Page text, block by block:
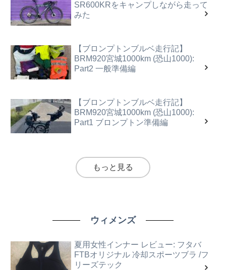
SR600KRをキャンプしながら走って
みた
【ブロンプトンブルベ走行記】
BRM920宮城1000km (恐山1000):
Part2 一般準備編
【ブロンプトンブルベ走行記】
BRM920宮城1000km (恐山1000):
Part1 ブロンプトン準備編
もっと見る
ウィメンズ
夏用女性インナー レビュー: フタバ
FTBオリジナル 冷却スポーツブラ /フ
リーズテック